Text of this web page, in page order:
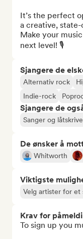
It’s the perfect
a creative,
Make your
next level! 🎙️
Sjangere de
Alternativ rock
Indie-rock
Sjangere de
Sanger og
De ønsker å
Whitworth
Viktigste
Velg artister for et
Krav for
To sign up you